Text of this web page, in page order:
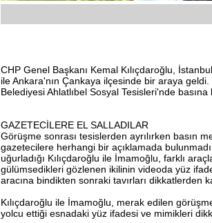
CHP Genel Başkanı Kemal Kılıçdaroğlu,
ile Ankara'nın Çankaya ilçesinde bir araya
Belediyesi Ahlatlıbel Sosyal Tesisleri'nde
GAZETECİLERE EL SALLADILAR
Görüşme sonrası tesislerden ayrılırken basın
gazetecilere herhangi bir açıklamada
uğurladığı Kılıçdaroğlu ile İmamoğlu, farklı
gülümsedikleri gözlenen ikilinin videoda yüz
aracına bindikten sonraki tavırları dikkatlerden
Kılıçdaroğlu ile İmamoğlu, merak edilen
yolcu ettiği esnadaki yüz ifadesi ve mimikleri